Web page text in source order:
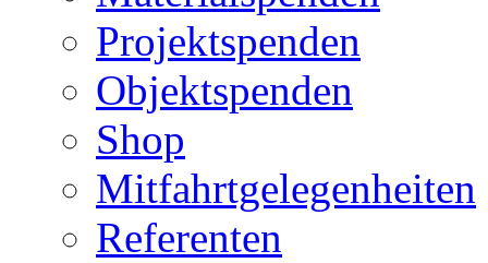
Projektspenden
Objektspenden
Shop
Mitfahrtgelegenheiten
Referenten